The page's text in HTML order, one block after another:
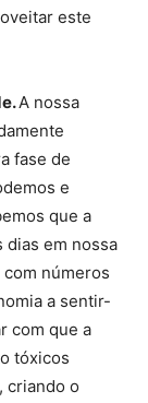
este
A nossa
fase de
e
que a
dias em nossa
números
a sentir-
com que a
tóxicos
criando o